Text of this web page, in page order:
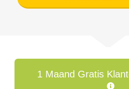
1 Maand Gratis